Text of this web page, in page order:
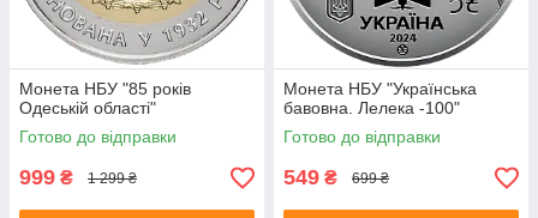
Монета НБУ "85 років
Одеській області"
Готово до відправки
999 ₴ 1 299 ₴
Монета НБУ "Українська
бавовна. Лелека -100"
Готово до відправки
549 ₴ 699 ₴